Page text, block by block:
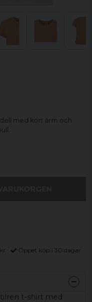
med kort ärm och
Öppet köp i 30 dagar
t-shirt med